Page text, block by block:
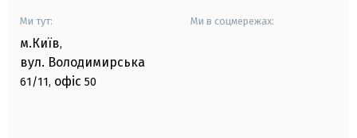
Ми тут:
м.Київ,
вул. Володимирська
61/11, офіс 50
Ми в соцмережах: